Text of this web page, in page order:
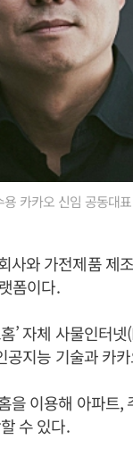
카카오 신임 공동대
사와 가전제품 제
폼이다.
’ 자체 사물인터
공지능 기술과 카
을 이용해 아파트,
수 있다.